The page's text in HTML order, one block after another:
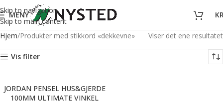
Skip to navigation
Skip to main content
MENY
Hjem Produkter med stikkord «dekkevne» Viser det ene resultatet
Vis filter
JORDAN PENSEL HUS&GJERDE
100MM ULTIMATE VINKEL